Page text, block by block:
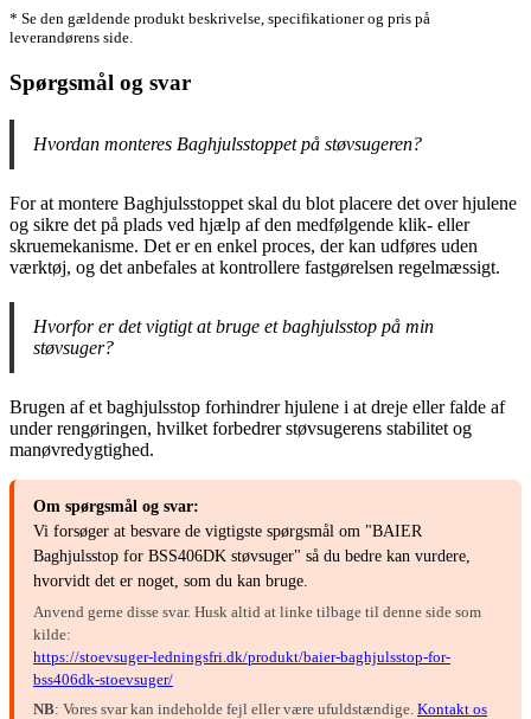
* Se den gældende produkt beskrivelse, specifikationer og pris på
leverandørens side.
Spørgsmål og svar
Hvordan monteres Baghjulsstoppet på støvsugeren?
For at montere Baghjulsstoppet skal du blot placere det over hjulene
og sikre det på plads ved hjælp af den medfølgende klik- eller
skruemekanisme. Det er en enkel proces, der kan udføres uden
værktøj, og det anbefales at kontrollere fastgørelsen regelmæssigt.
Hvorfor er det vigtigt at bruge et baghjulsstop på min
støvsuger?
Brugen af et baghjulsstop forhindrer hjulene i at dreje eller falde af
under rengøringen, hvilket forbedrer støvsugerens stabilitet og
manøvredygtighed.
Om spørgsmål og svar:
Vi forsøger at besvare de vigtigste spørgsmål om "BAIER
Baghjulsstop for BSS406DK støvsuger" så du bedre kan vurdere,
hvorvidt det er noget, som du kan bruge.
Anvend gerne disse svar. Husk altid at linke tilbage til denne side som
kilde:
https://stoevsuger-ledningsfri.dk/produkt/baier-baghjulsstop-for-
bss406dk-stoevsuger/
NB: Vores svar kan indeholde fejl eller være ufuldstændige. Kontakt os